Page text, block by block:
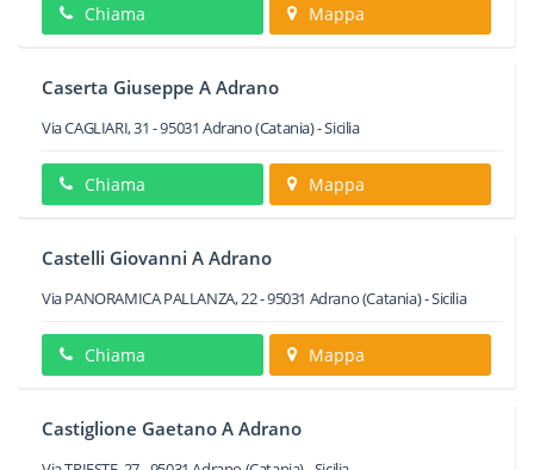
Chiama Mappa
Caserta Giuseppe A Adrano
Via CAGLIARI, 31 -95031 Adrano(Catania) -Sicilia
Chiama Mappa
Castelli Giovanni A Adrano
Via PANORAMICA PALLANZA, 22-95031 Adrano(Catania) -Sicilia
Chiama Mappa
Castiglione Gaetano A Adrano